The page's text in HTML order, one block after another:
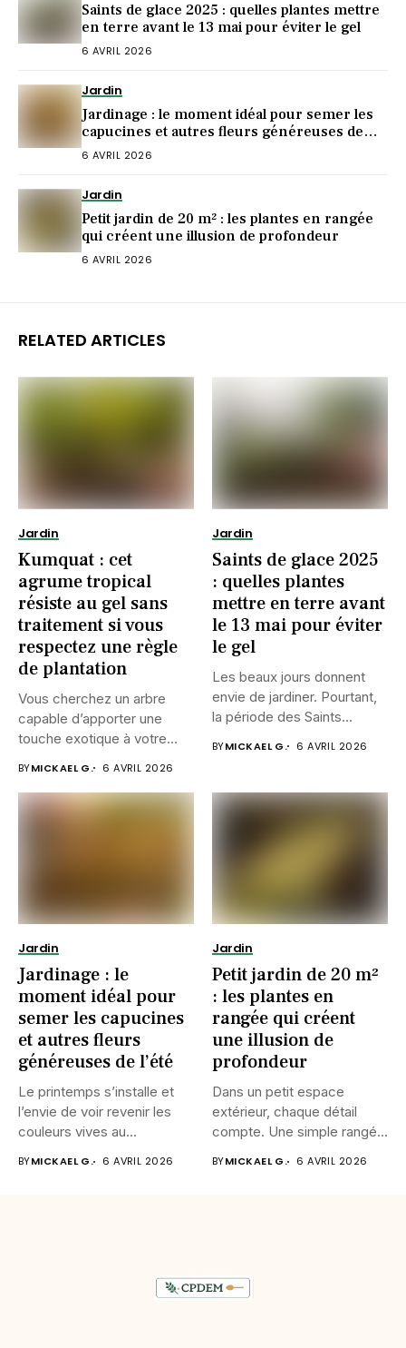
Saints de glace 2025 : quelles plantes mettre
en terre avant le 13 mai pour éviter le gel
6 AVRIL 2026
Jardin
Jardinage : le moment idéal pour semer les
capucines et autres fleurs généreuses de
l’été
6 AVRIL 2026
Jardin
Petit jardin de 20 m² : les plantes en rangée
qui créent une illusion de profondeur
6 AVRIL 2026
RELATED ARTICLES
Jardin
Kumquat : cet
agrume tropical
résiste au gel sans
traitement si vous
respectez une règle
de plantation
Vous cherchez un arbre
capable d’apporter une
touche exotique à votre
BYMICKAEL G. 6 AVRIL 2026
Jardin
Saints de glace 2025
: quelles plantes
mettre en terre avant
le 13 mai pour éviter
le gel
Les beaux jours donnent
envie de jardiner. Pourtant,
la période des Saints...
BYMICKAEL G. 6 AVRIL 2026
Jardin
Jardinage : le
moment idéal pour
semer les capucines
et autres fleurs
généreuses de l’été
Le printemps s’installe et
l’envie de voir revenir les
couleurs vives au...
BYMICKAEL G. 6 AVRIL 2026
Jardin
Petit jardin de 20 m²
: les plantes en
rangée qui créent
une illusion de
profondeur
Dans un petit espace
extérieur, chaque détail
compte. Une simple rangée
BYMICKAEL G. 6 AVRIL 2026